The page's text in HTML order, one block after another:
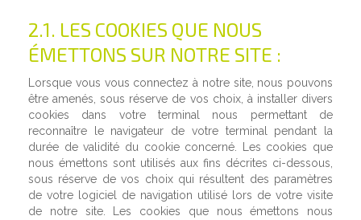
2.1. LES COOKIES QUE NOUS
ÉMETTONS SUR NOTRE SITE :
Lorsque vous vous connectez à notre site, nous pouvons
être amenés, sous réserve de vos choix, à installer divers
cookies dans votre terminal nous permettant de
reconnaître le navigateur de votre terminal pendant la
durée de validité du cookie concerné. Les cookies que
nous émettons sont utilisés aux fins décrites ci-dessous,
sous réserve de vos choix qui résultent des paramètres
de votre logiciel de navigation utilisé lors de votre visite
de notre site. Les cookies que nous émettons nous